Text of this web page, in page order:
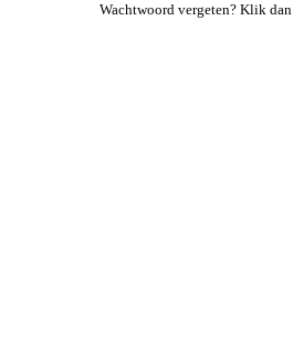
Wachtwoord vergeten? Klik dan